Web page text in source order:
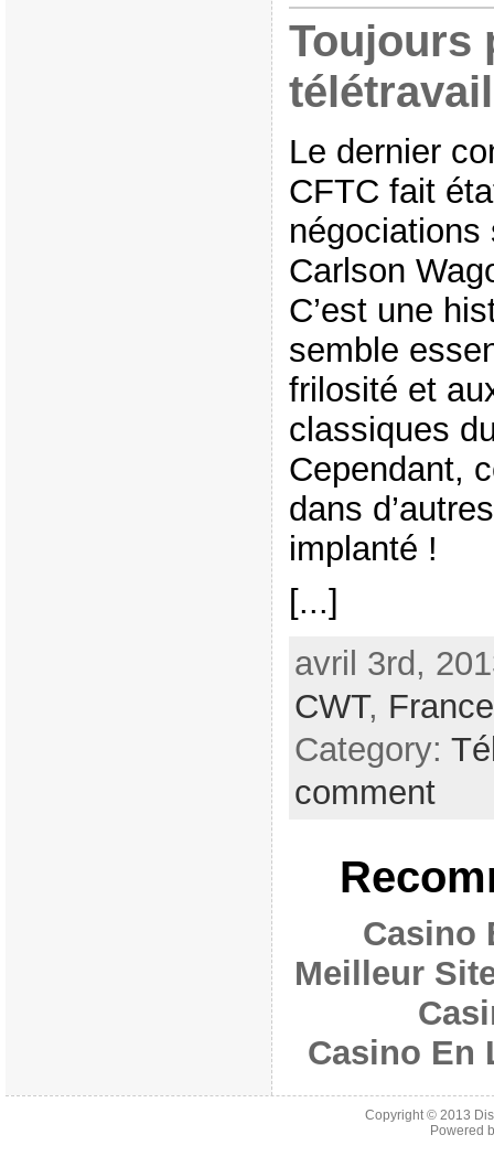
Toujours
Le dernier
CFTC fait
Carlson
C’est une
semble
frilosité et
classiques
Cependant,
dans
implanté !
[...]
avril 3rd,
CWT, France
Category:
comment
Casino
Meilleur
Casino En
Copyright © 2013
Powered